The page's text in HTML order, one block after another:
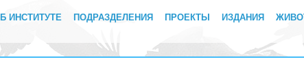
ИНСТИТУТЕ ПОДРАЗДЕЛЕНИЯ ПРОЕКТЫ ИЗДАНИЯ